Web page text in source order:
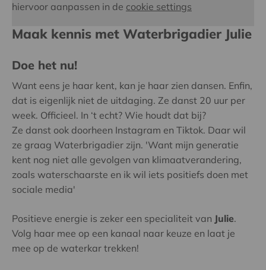
hiervoor aanpassen in de cookie settings
Maak kennis met Waterbrigadier Julie
Doe het nu!
Want eens je haar kent, kan je haar zien dansen. Enfin,
dat is eigenlijk niet de uitdaging. Ze danst 20 uur per
week. Officieel. In ‘t echt? Wie houdt dat bij?
Ze danst ook doorheen Instagram en Tiktok. Daar wil
ze graag Waterbrigadier zijn. 'Want mijn generatie
kent nog niet alle gevolgen van klimaatverandering,
zoals waterschaarste en ik wil iets positiefs doen met
sociale media'
Positieve energie is zeker een specialiteit van Julie.
Volg haar mee op een kanaal naar keuze en laat je
mee op de waterkar trekken!